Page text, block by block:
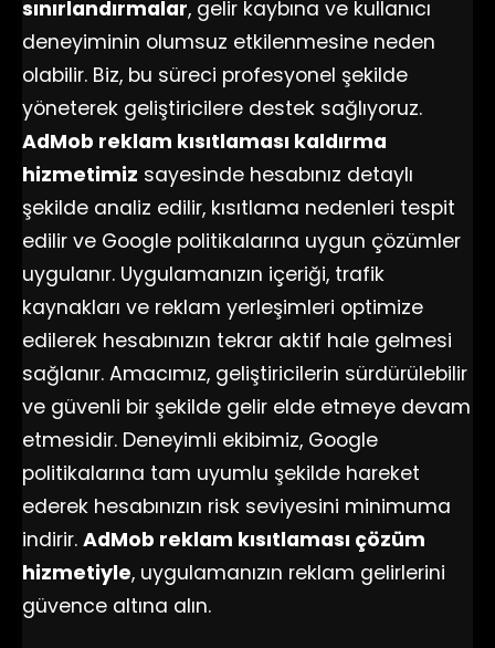
sınırlandırmalar, gelir kaybına ve kullanıcı
deneyiminin olumsuz etkilenmesine neden
olabilir. Biz, bu süreci profesyonel şekilde
yöneterek geliştiricilere destek sağlıyoruz.
AdMob reklam kısıtlaması kaldırma
hizmetimiz sayesinde hesabınız detaylı
şekilde analiz edilir, kısıtlama nedenleri tespit
edilir ve Google politikalarına uygun çözümler
uygulanır. Uygulamanızın içeriği, trafik
kaynakları ve reklam yerleşimleri optimize
edilerek hesabınızın tekrar aktif hale gelmesi
sağlanır. Amacımız, geliştiricilerin sürdürülebilir
ve güvenli bir şekilde gelir elde etmeye devam
etmesidir. Deneyimli ekibimiz, Google
politikalarına tam uyumlu şekilde hareket
ederek hesabınızın risk seviyesini minimuma
indirir. AdMob reklam kısıtlaması çözüm
hizmetiyle, uygulamanızın reklam gelirlerini
güvence altına alın.